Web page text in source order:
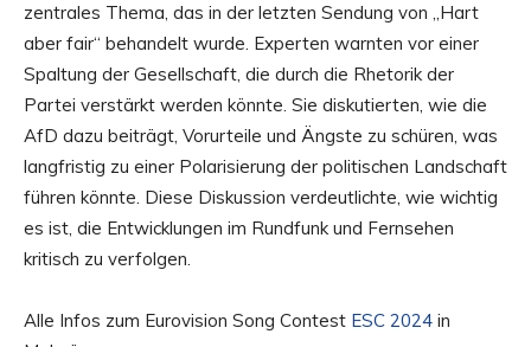
zentrales Thema, das in der letzten Sendung von „Hart
aber fair“ behandelt wurde. Experten warnten vor einer
Spaltung der Gesellschaft, die durch die Rhetorik der
Partei verstärkt werden könnte. Sie diskutierten, wie die
AfD dazu beiträgt, Vorurteile und Ängste zu schüren, was
langfristig zu einer Polarisierung der politischen Landschaft
führen könnte. Diese Diskussion verdeutlichte, wie wichtig
es ist, die Entwicklungen im Rundfunk und Fernsehen
kritisch zu verfolgen.
Alle Infos zum Eurovision Song Contest ESC 2024 in